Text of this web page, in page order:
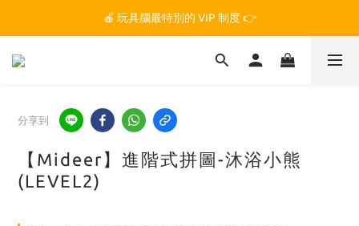
🏆 玩具腦是全台第一個獲得 STEM.org 教育平台
🍎 玩具腦最特別的 VIP 制度 👉
🏆 玩具腦是全台第一個獲得 STEM.org 教育平台
分享到
【Mideer】進階式拼圖-沐浴小熊
(LEVEL2)